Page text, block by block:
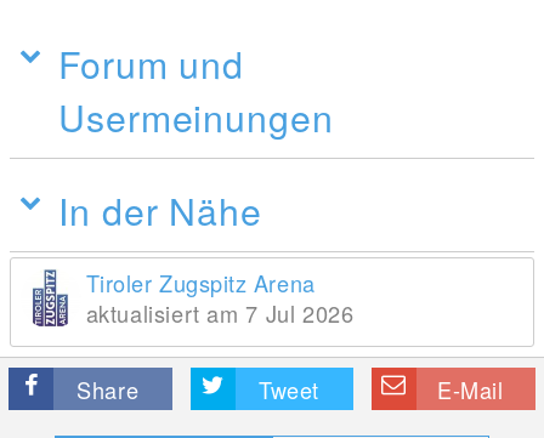
Forum und
Usermeinungen
In der Nähe
Tiroler Zugspitz Arena
aktualisiert am 7 Jul 2026
Share Tweet E-Mail